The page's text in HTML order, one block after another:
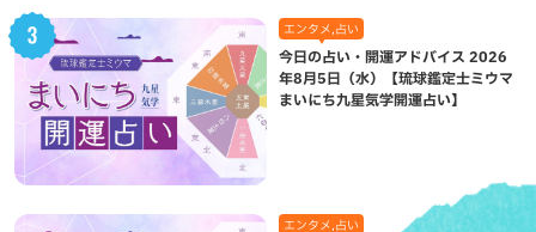
エンタメ,占い
今日の占い・開運アドバイス 2026
年8月5日（水）【琉球鑑定士ミウマ
まいにち九星気学開運占い】
エンタメ,占い